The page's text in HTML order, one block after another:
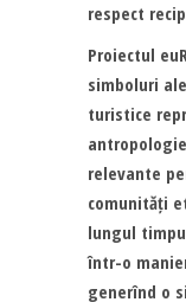
respect
Proiectul
simboluri
turistice
relevante
comunități
lungul
într-o
generînd o